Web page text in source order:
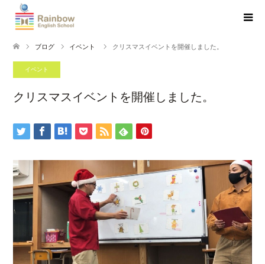
ブログ イベント クリスマスイベントを開催しました。
イベント
クリスマスイベントを開催しました。